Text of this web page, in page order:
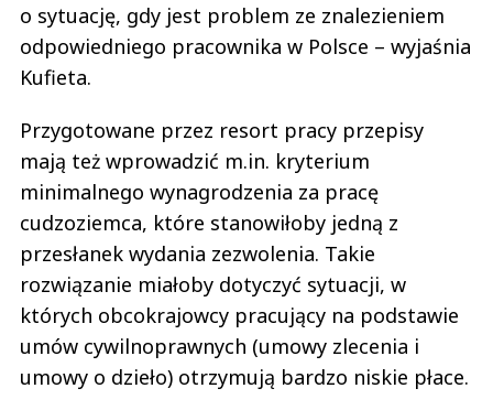
o sytuację, gdy jest problem ze znalezieniem
odpowiedniego pracownika w Polsce – wyjaśnia
Kufieta.
Przygotowane przez resort pracy przepisy
mają też wprowadzić m.in. kryterium
minimalnego wynagrodzenia za pracę
cudzoziemca, które stanowiłoby jedną z
przesłanek wydania zezwolenia. Takie
rozwiązanie miałoby dotyczyć sytuacji, w
których obcokrajowcy pracujący na podstawie
umów cywilnoprawnych (umowy zlecenia i
umowy o dzieło) otrzymują bardzo niskie płace.